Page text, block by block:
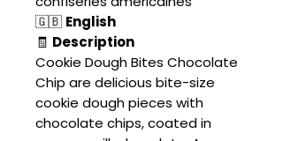
🇬🇧 English
🧾 Description
Cookie Dough Bites Chocolate
Chip are delicious bite-size
cookie dough pieces with
chocolate chips, coated in